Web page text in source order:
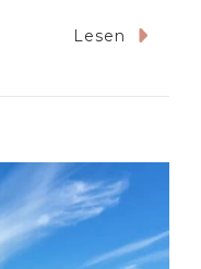
Lesen